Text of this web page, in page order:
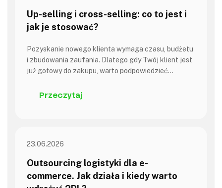
Up-selling i cross-selling: co to jest i
jak je stosować?
Pozyskanie nowego klienta wymaga czasu, budżetu
i zbudowania zaufania. Dlatego gdy Twój klient jest
już gotowy do zakupu, warto podpowiedzieć…
Przeczytaj
23.06.2026
Outsourcing logistyki dla e-
commerce. Jak działa i kiedy warto